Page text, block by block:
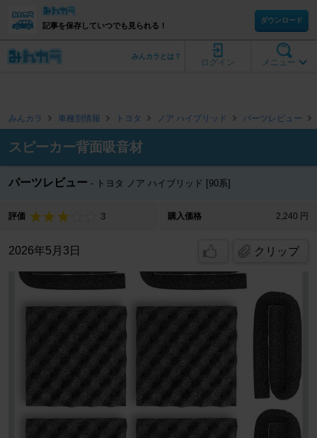
記事を保存していつでも見られる！
ダウンロード
メニュー
ログイン
みんカラとは？
みんカラ 車種別情報 トヨタ ノア ハイブリッド パーツレビュー
スピーカー背面吸音材
パーツレビュー トヨタ ノア ハイブリッド [90系]
評価 3 購入価格 2,240 円
2026年5月3日 クリップ